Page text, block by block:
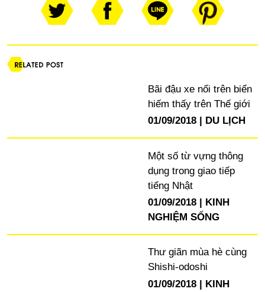
Bãi đậu xe nổi trên biển
hiếm thấy trên Thế giới
01/09/2018
DU LỊCH
Một số từ vựng thông
dụng trong giao tiếp
tiếng Nhật
01/09/2018
KINH
NGHIỆM SỐNG
Thư giãn mùa hè cùng
Shishi-odoshi
01/09/2018
KINH